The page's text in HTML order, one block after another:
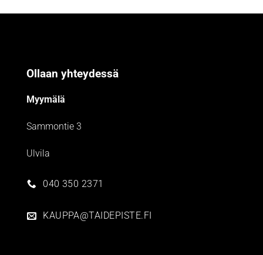
Ollaan yhteydessä
Myymälä
Sammontie 3
Ulvila
040 350 2371
KAUPPA@TAIDEPISTE.FI